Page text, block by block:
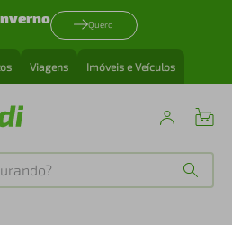
Quero
Viagens Imóveis e Veículos